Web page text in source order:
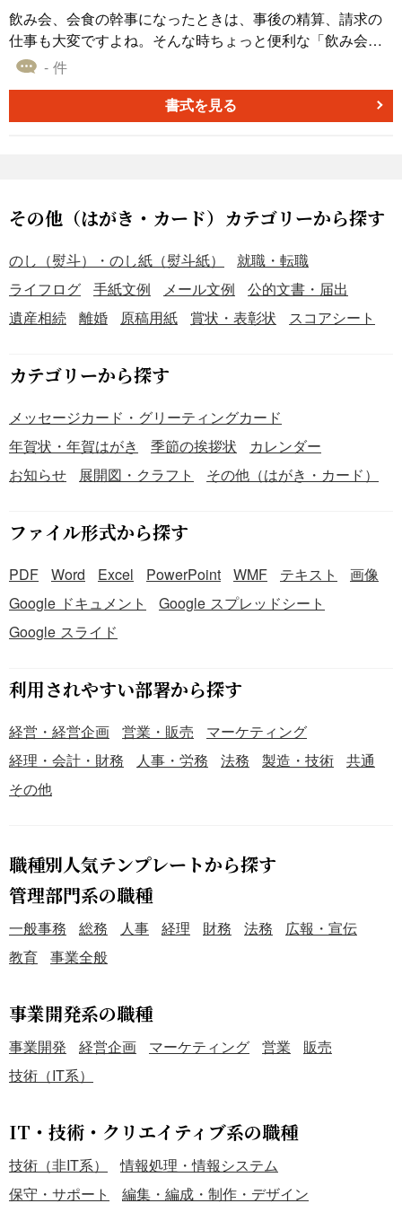
飲み会、会食の幹事になったときは、事後の精算、請求の
仕事も大変ですよね。そんな時ちょっと便利な「飲み会・
会食精算ワークシート」を使ってみませんか。excelの勉
求額とするのではなく、最終的な数字は幹事のあなたが決
め打ちしていくというところがミソです。 部長には割り勘
できます。 入力用のセル（黄色くしてあります）と自動算
出用のセルとがあり、自動算出用のセルにはexcelの関数が
入れてあります。行の挿入やコピペなどをするときは、ご
留意ください。その他、使用上の注意点などがワークシー
トの下に書いてありますので、ご一読の上、ご利用くださ
い。
- 件
書式を見る
その他（はがき・カード）カテゴリーから探す
のし（熨斗）・のし紙（熨斗紙）
就職・転職
ライフログ
手紙文例 メール文例
公的文書・届出
遺産相続
離婚 原稿用紙 賞状・表彰状 スコアシート
カテゴリーから探す
メッセージカード・グリーティングカード
年賀状・年賀はがき
季節の挨拶状
カレンダー
お知らせ
展開図・クラフト その他（はがき・カード）
ファイル形式から探す
PDF Word Excel PowerPoint WMF テキスト
画像
Google ドキュメント
Google スプレッドシート
Google スライド
利用されやすい部署から探す
経営・経営企画 営業・販売
マーケティング
経理・会計・財務
人事・労務 法務 製造・技術
共通
その他
職種別人気テンプレートから探す
管理部門系の職種
一般事務 総務 人事 経理 財務 法務
広報・宣伝
教育
事業全般
事業開発系の職種
事業開発 経営企画 マーケティング 営業
販売
技術（IT系）
IT・技術・クリエイティブ系の職種
技術（非IT系）
情報処理・情報システム
保守・サポート
編集・編成・制作・デザイン